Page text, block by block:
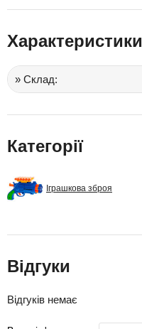
Характеристики
» Склад:
Категорії
Іграшкова зброя
Відгуки
Відгуків немає